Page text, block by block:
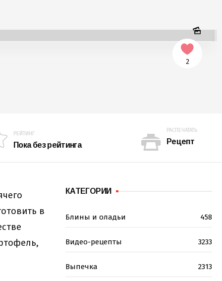
2
РЕЙТИНГ
Пока без рейтинга
РАСПЕЧАТАТЬ
Рецепт
в
КАТЕГОРИИ
Блины и оладьи 458
Видео-рецепты 3233
Выпечка 2313